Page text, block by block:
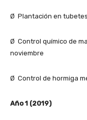
Ø Plantación en tubetes
Ø Control químico de
noviembre
Ø Control de hormiga
Año 1 (2019)